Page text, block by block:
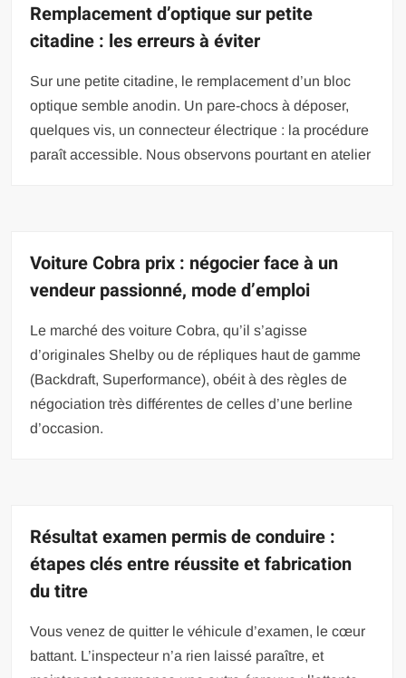
Remplacement d’optique sur petite
citadine : les erreurs à éviter
Sur une petite citadine, le remplacement d’un bloc
optique semble anodin. Un pare-chocs à déposer,
quelques vis, un connecteur électrique : la procédure
paraît accessible. Nous observons pourtant en atelier
Voiture Cobra prix : négocier face à un
vendeur passionné, mode d’emploi
Le marché des voiture Cobra, qu’il s’agisse
d’originales Shelby ou de répliques haut de gamme
(Backdraft, Superformance), obéit à des règles de
négociation très différentes de celles d’une berline
d’occasion.
Résultat examen permis de conduire :
étapes clés entre réussite et fabrication
du titre
Vous venez de quitter le véhicule d’examen, le cœur
battant. L’inspecteur n’a rien laissé paraître, et